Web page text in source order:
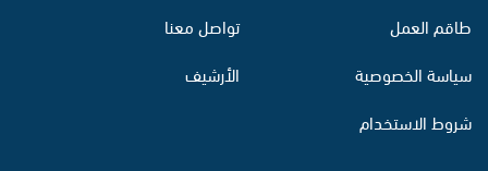
طاقم العمل
سياسة الخصوصية
شروط الاستخدام
تواصل معنا
الأرشيف